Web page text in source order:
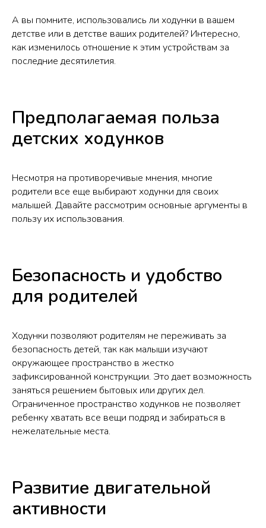
А вы помните, использовались ли ходунки в вашем
детстве или в детстве ваших родителей? Интересно,
как изменилось отношение к этим устройствам за
последние десятилетия.
Предполагаемая польза
детских ходунков
Несмотря на противоречивые мнения, многие
родители все еще выбирают ходунки для своих
малышей. Давайте рассмотрим основные аргументы в
пользу их использования.
Безопасность и удобство
для родителей
Ходунки позволяют родителям не переживать за
безопасность детей, так как малыши изучают
окружающее пространство в жестко
зафиксированной конструкции. Это дает возможность
заняться решением бытовых или других дел.
Ограниченное пространство ходунков не позволяет
ребенку хватать все вещи подряд и забираться в
нежелательные места.
Развитие двигательной
активности